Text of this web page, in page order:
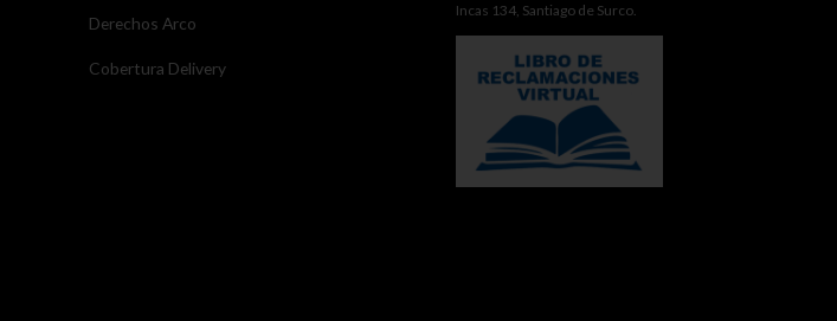
Derechos Arco
Cobertura Delivery
Incas 134, Santiago de Surco.